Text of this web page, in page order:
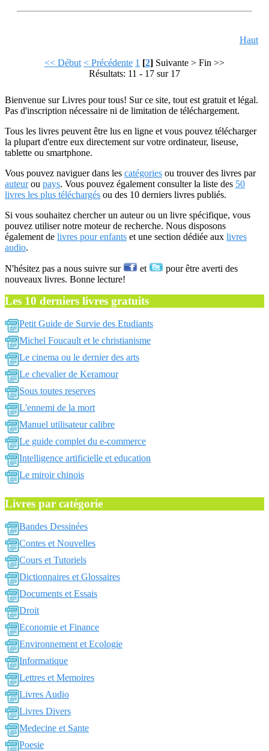
Haut
<< Début < Précédente 1 [2] Suivante > Fin >>
Résultats: 11 - 17 sur 17
Bienvenue sur Livres pour tous! Sur ce site, tout est gratuit et légal.
Pas d'inscription nécessaire ni de limitation de téléchargement.
Tous les livres peuvent être lus en ligne et vous pouvez télécharger
la plupart d'entre eux directement sur votre ordinateur, liseuse,
tablette ou smartphone.
Vous pouvez naviguer dans les catégories ou trouver des livres par
auteurou pays. Vous pouvez également consulter la liste des 50
livres les plus téléchargés ou des 10 derniers livres publiés.
Si vous souhaitez chercher un auteur ou un livre spécifique, vous
pouvez utiliser notre moteur de recherche. Nous disposons
également de livres pour enfants et une section dédiée aux livres
audio.
N'hésitez pas a nous suivre sur et
pour être averti des
nouveaux livres. Bonne lecture!
Les 10 derniers livres gratuits
Petit Guide de Survie des Etudiants
Michel Foucault et le christianisme
Le cinema ou le dernier des arts
Le chevalier de Keramour
Sous toutes reserves
L'ennemi de la mort
Manuel utilisateur calibre
Le guide complet du e-commerce
Intelligence artificielle et education
Le miroir chinois
Livres par catégorie
Bandes Dessinées
Contes et Nouvelles
Cours et Tutoriels
Dictionnaires et Glossaires
Documents et Essais
Droit
Economie et Finance
Environnement et Ecologie
Informatique
Lettres et Memoires
Livres Audio
Livres Divers
Medecine et Sante
Poesie